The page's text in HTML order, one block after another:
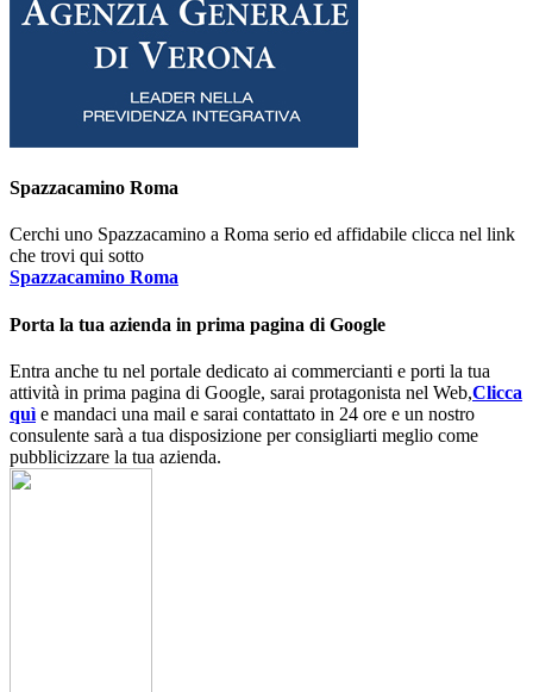
Spazzacamino Roma
Cerchi uno Spazzacamino a Roma serio ed affidabile clicca nel link
che trovi qui sotto
Spazzacamino Roma
Porta la tua azienda in prima pagina di Google
Entra anche tu nel portale dedicato ai commercianti e porti la tua
attività in prima pagina di Google, sarai protagonista nel Web,Clicca
quì e mandaci una mail e sarai contattato in 24 ore e un nostro
consulente sarà a tua disposizione per consigliarti meglio come
pubblicizzare la tua azienda.